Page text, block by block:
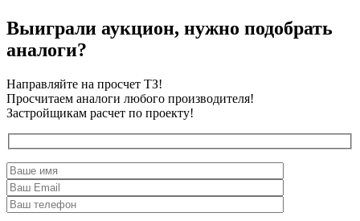
Выиграли аукцион, нужно подобрать
аналоги?
Направляйте на просчет ТЗ!
Просчитаем аналоги любого производителя!
Застройщикам расчет по проекту!